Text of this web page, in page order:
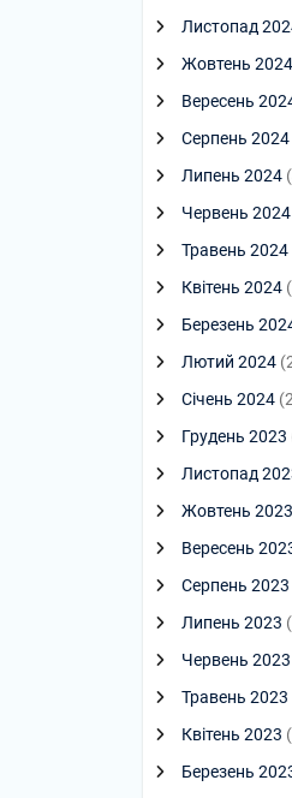
Листопад
Жовтень 2024
Вересень
Серпень 2024
Липень 2024
Червень 2024
Травень 2024
Квітень 2024
Березень
Лютий 2024
Січень 2024
Грудень 2023
Листопад
Жовтень 2023
Вересень
Серпень 2023
Липень 2023
Червень 2023
Травень 2023
Квітень 2023
Березень